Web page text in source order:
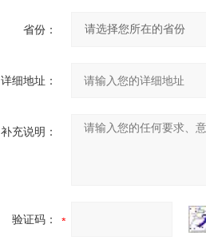
省份：
详细地址：
补充说明：
验证码：